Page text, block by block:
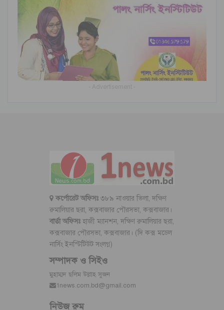
কর্পোরেট অফিসঃ৩৮৯ নাওয়ার ভিলা, দক্ষিণ
রুমালিয়ার ছরা, কক্সবাজার পৌরসভা, কক্সবাজার।
বার্তা অফিসঃ হাজী ম্যানশন, দক্ষিণ রুমালিয়ার ছরা,
কক্সবাজার পৌরসভা, কক্সবাজার। (দি কক্স মডেল
নার্সিং ইনস্টিটিউট সংলগ্ন)
সম্পাদক ও সিইও
মুহাম্মদ ছলিম উল্লাহ সুজন
1news.com.bd@gmail.com
নিউজ রুম